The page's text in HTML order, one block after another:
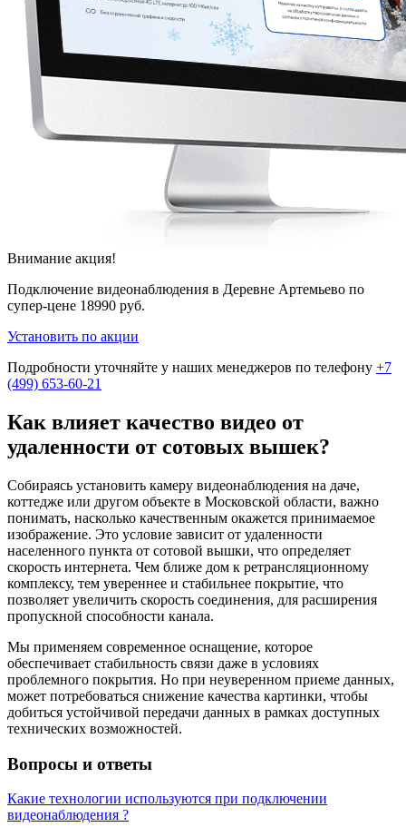
Внимание акция!
Подключение видеонаблюдения в Деревне Артемьево по
супер-цене 18990 руб.
Установить по акции
Подробности уточняйте у наших менеджеров по телефону +7
(499) 653-60-21
Как влияет качество видео от
удаленности от сотовых вышек?
Собираясь установить камеру видеонаблюдения на даче,
коттедже или другом объекте в Московской области, важно
понимать, насколько качественным окажется принимаемое
изображение. Это условие зависит от удаленности
населенного пункта от сотовой вышки, что определяет
скорость интернета. Чем ближе дом к ретрансляционному
комплексу, тем увереннее и стабильнее покрытие, что
позволяет увеличить скорость соединения, для расширения
пропускной способности канала.
Мы применяем современное оснащение, которое
обеспечивает стабильность связи даже в условиях
проблемного покрытия. Но при неуверенном приеме данных,
может потребоваться снижение качества картинки, чтобы
добиться устойчивой передачи данных в рамках доступных
технических возможностей.
Вопросы и ответы
Какие технологии используются при подключении
видеонаблюдения ?